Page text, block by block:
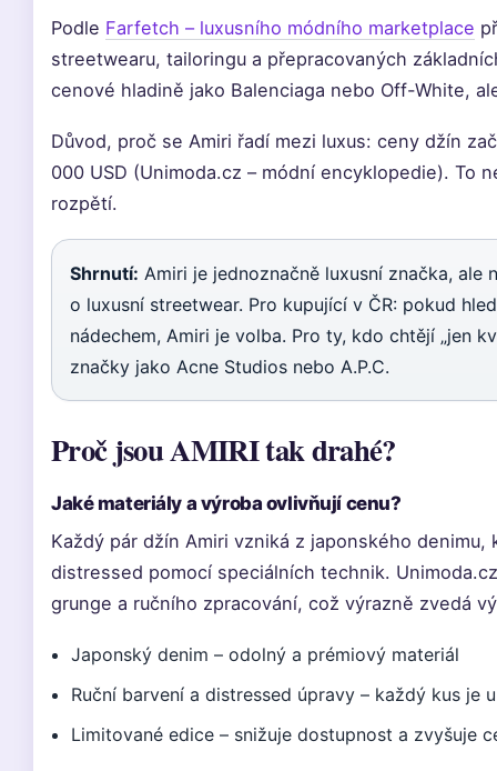
Podle Farfetch – luxusního módního marketplace
streetwearu, tailoringu a přepracovaných
cenové hladině jako Balenciaga nebo Off-White,
Důvod, proč se Amiri řadí mezi luxus: ceny džín
000 USD (Unimoda.cz – módní encyklopedie). To
rozpětí.
Shrnutí: Amiri je jednoznačně luxusní značka, ale
o luxusní streetwear. Pro kupující v ČR: pokud
nádechem, Amiri je volba. Pro ty, kdo chtějí „jen
značky jako Acne Studios nebo A.P.C.
Proč jsou AMIRI tak drahé?
Jaké materiály a výroba ovlivňují cenu?
Každý pár džín Amiri vzniká z japonského
distressed pomocí speciálních technik.
grunge a ručního zpracování, což výrazně zvedá
Japonský denim – odolný a prémiový materiál
Ruční barvení a distressed úpravy – každý kus je
Limitované edice – snižuje dostupnost a zvyšuje